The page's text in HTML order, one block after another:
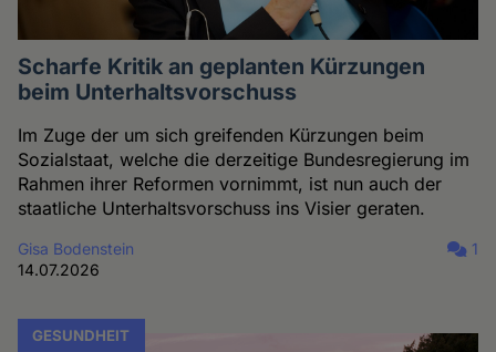
Scharfe Kritik an geplanten Kürzungen
beim Unterhaltsvorschuss
Im Zuge der um sich greifenden Kürzungen beim
Sozialstaat, welche die derzeitige Bundesregierung im
Rahmen ihrer Reformen vornimmt, ist nun auch der
staatliche Unterhaltsvorschuss ins Visier geraten.
Gisa Bodenstein
14.07.2026
1
GESUNDHEIT